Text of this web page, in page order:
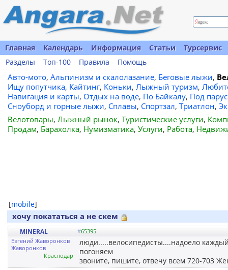
Главная Календарь Информация Статьи
Турсервис
Разделы
Топ-100 Правила Помощь
Авто-мото, Альпинизм и скалолазание, Беговые лыжи,
Ищу попутчика, Кайтинг, Коньки, Лыжный туризм,
Навигация и карты, Отдых на воде, По Байкалу, Под
Сноуборд и горные лыжи, Сплавы, Спортзал, Триатлон,
Велотовары, Лыжный рынок, Туристические услуги,
Продам, Барахолка, Нумизматика, Услуги, Работа,
[mobile]
хочу покататься а не скем
MINERAL #65395
Евгений Жаворонков
Жаворонков
Краснодар
люди.....велосипедисты....надоело
погоняем
звоните, пишите, отвечу всем 720-703